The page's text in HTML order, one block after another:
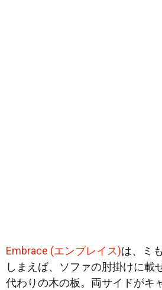
Embrace (エンブレイス)は、ミ
しまえば、ソファの肘掛けに載
代わりの木の板。両サイドがキ